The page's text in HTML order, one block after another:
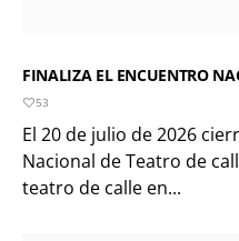
FINALIZA EL ENCUENTRO
53
El 20 de julio de 2026
Nacional de Teatro de
teatro de calle en...